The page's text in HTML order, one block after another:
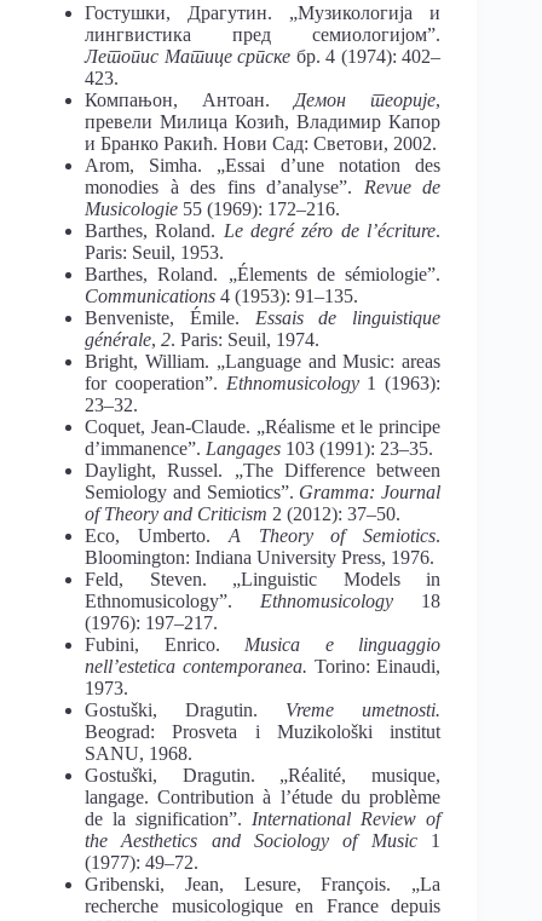
Гостушки, Драгутин. „Музикологија и
лингвистика пред семиологијом”.
Летопис Матице српске бр. 4 (1974): 402–
423.
Компањон, Антоан. Демон теорије,
превели Милица Козић, Владимир Капор
и Бранко Ракић. Нови Сад: Светови, 2002.
Arom, Simha. „Essai d’une notation des
monodies à des fins d’analyse”. Revue de
Musicologie 55 (1969): 172–216.
Barthes, Roland. Le degré zéro de l’écriture.
Paris: Seuil, 1953.
Barthes, Roland. „Élements de sémiologie”.
Communications 4 (1953): 91–135.
Benveniste, Émile. Essais de linguistique
générale, 2. Paris: Seuil, 1974.
Bright, William. „Language and Мusic: areas
for cooperation”. Ethnomusicology 1 (1963):
23–32.
Coquet, Jean-Claude. „Réalisme et le principe
d’immanence”. Langages 103 (1991): 23–35.
Daylight, Russel. „The Difference between
Semiology and Semiotics”. Gramma: Journal
of Theory and Criticism 2 (2012): 37–50.
Eco, Umberto. A Theory of Semiotics.
Bloomington: Indiana University Press, 1976.
Feld, Steven. „Linguistic Models in
Ethnomusicology”. Ethnomusicology 18
(1976): 197–217.
Fubini, Enrico. Musica e linguaggio
nell’estetica contemporanea. Torino: Einaudi,
1973.
Gostuški, Dragutin. Vreme umetnosti.
Beograd: Prosveta i Muzikološki institut
SANU, 1968.
Gostuški, Dragutin. „Réalité, musique,
langage. Contribution à l’étude du problème
de lasignification”. International Review of
the Aesthetics and Sociology of Music1
(1977): 49–72.
Gribenski, Jean, Lesure, François. „La
recherche musicologique en France depuis